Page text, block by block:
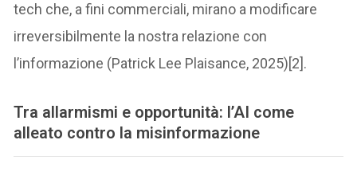
tech che, a fini commerciali, mirano a modificare
irreversibilmente la nostra relazione con
l’informazione (Patrick Lee Plaisance, 2025)[2].
Tra allarmismi e opportunità: l’AI come
alleato contro la misinformazione